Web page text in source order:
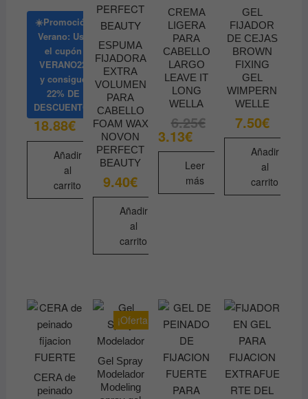
☀️Promoción
Verano: Usa
el cupón
VERANO22
y consigue
22% DE
DESCUENTO
18.88€
Añadir
al
carrito
ESPUMA
FIJADORA
EXTRA
VOLUMEN
PARA
CABELLO
FOAM WAX
NOVON
PERFECT
BEAUTY
9.40€
Añadir
al
carrito
CREMA
LIGERA
PARA
CABELLO
LARGO
LEAVE IT
LONG
WELLA
6.25€El
precio
original
era:
6.25€.
3.13€
El
precio
actual
es:
3.13€.
Leer
más
GEL
FIJADOR
DE CEJAS
BROWN
FIXING
GEL
WIMPERN
WELLE
7.50€
Añadir
al
carrito
CERA de
peinado
¡Oferta!
Gel Spray
Modelador
Modeling